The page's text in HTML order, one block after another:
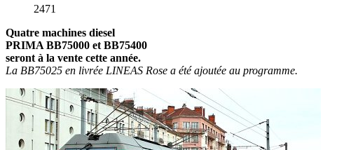
2471
Quatre machines diesel
PRIMA BB75000 et BB75400
seront à la vente cette année.
La BB75025 en livrée LINEAS Rose a été ajoutée au programme.